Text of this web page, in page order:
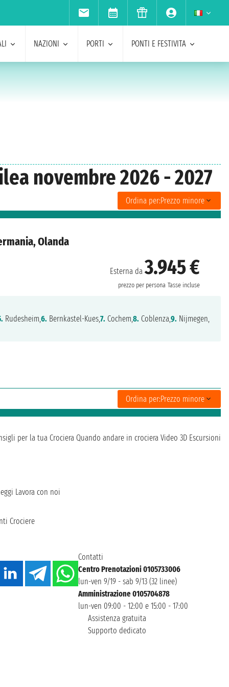
NAZIONI PORTI PONTI E FESTIVITA
novembre 2026 - 2027
Ordina per:Prezzo minore
Olanda
Esterna da3.945 €
prezzo per persona Tasse incluse
Rudesheim,6. Bernkastel-Kues,7. Cochem,8. Coblenza,9. Nijmegen,
Ordina per:Prezzo minore
per la tua Crociera Quando andare in crociera Video 3D Escursioni
Lavora con noi
Crociere
Contatti
Centro Prenotazioni 0105733006
lun-ven 9/19 - sab 9/13 (32 linee)
Amministrazione 0105704878
lun-ven 09:00 - 12:00 e 15:00 - 17:00
Assistenza gratuita
Supporto dedicato